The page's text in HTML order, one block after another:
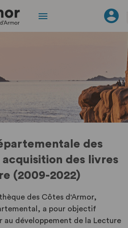
des
des livres
(2009-2022)
des Côtes d'Armor,
a pour objectif
développement de la Lecture